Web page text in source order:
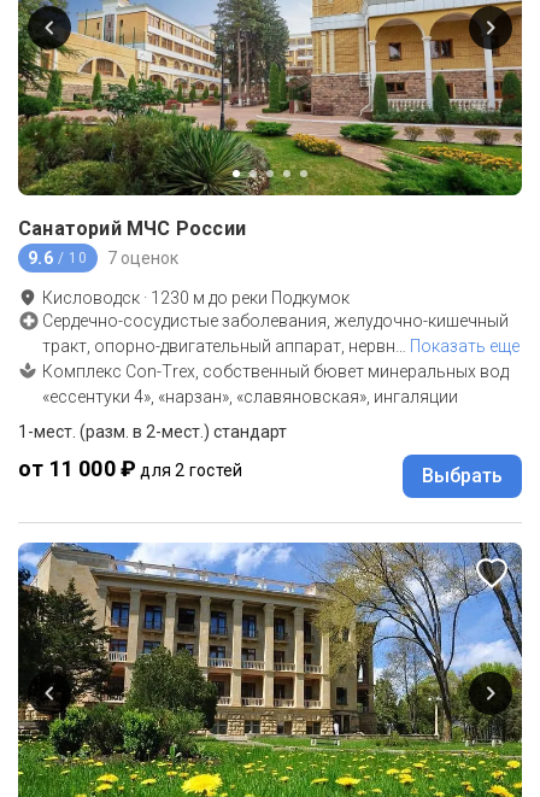
Санаторий МЧС России
9.6 / 10 7 оценок
Кисловодск · 1230 м до реки Подкумок
Сердечно-сосудистые заболевания, желудочно-кишечный
тракт, опорно-двигательный аппарат, нервн… Показать еще
Комплекс Con-Тrex, собственный бювет минеральных вод
«ессентуки 4», «нарзан», «славяновская», ингаляции
1-мест. (разм. в 2-мест.) стандарт
от 11 000 ₽ для 2 гостей Выбрать